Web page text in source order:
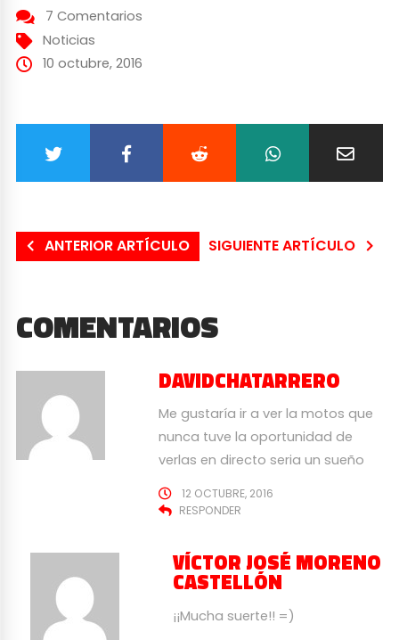
7 Comentarios
Noticias
10 octubre, 2016
ANTERIOR ARTÍCULO SIGUIENTE ARTÍCULO
COMENTARIOS
DAVIDCHATARRERO
Me gustaría ir a ver la motos que
nunca tuve la oportunidad de
verlas en directo seria un sueño
12 OCTUBRE, 2016
RESPONDER
VÍCTOR JOSÉ MORENO
CASTELLÓN
¡¡Mucha suerte!! =)